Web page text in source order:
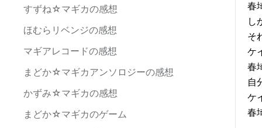
すずね☆マギカの感想
ほむらリベンジの感想
マギアレコードの感想
まどか☆マギカアンソロジーの感想
かずみ☆マギカの感想
まどか☆マギカのゲーム
春
し
そ
ケ
春
自
ケ
春